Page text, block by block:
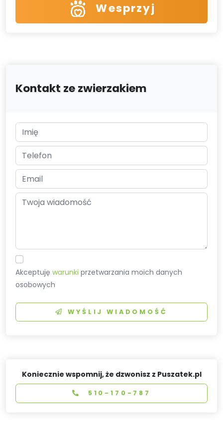
Wesprzyj
Kontakt ze zwierzakiem
Akceptujęwarunki przetwarzania moich danych
osobowych
WYŚLIJ WIADOMOŚĆ
Koniecznie wspomnij, że dzwonisz z Puszatek.pl
510-170-787